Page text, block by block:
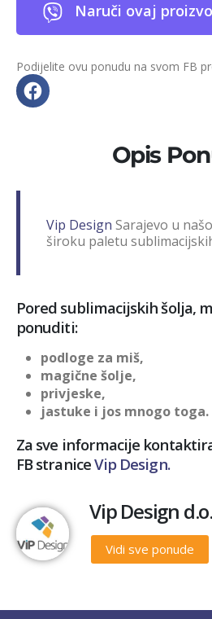
Naruči ovaj
Podijelite ovu ponudu na svom FB
Opis
Vip Design Sarajevo u
široku paletu
Pored sublimacijskih šolja,
ponuditi:
podloge za miš,
magične šolje,
privjeske,
jastuke i jos mnogo toga.
Za sve informacije
FB straniceVip Design.
Vip Design
Vidi sve ponude